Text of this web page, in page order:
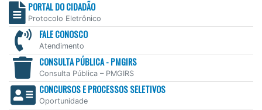
PORTAL DO CIDADÃO
Protocolo Eletrônico
FALE CONOSCO
Atendimento
CONSULTA PÚBLICA - PMGIRS
Consulta Pública – PMGIRS
CONCURSOS E PROCESSOS SELETIVOS
Oportunidade